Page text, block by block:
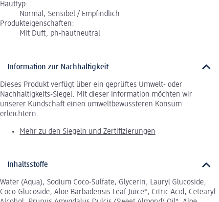
Hauttyp:
Normal, Sensibel / Empfindlich
Produkteigenschaften:
Mit Duft, ph-hautneutral
Information zur Nachhaltigkeit
Dieses Produkt verfügt über ein geprüftes Umwelt- oder
Nachhaltigkeits-Siegel. Mit dieser Information möchten wir
unserer Kundschaft einen umweltbewussteren Konsum
erleichtern.
Mehr zu den Siegeln und Zertifizierungen
Inhaltsstoffe
Water (Aqua), Sodium Coco-Sulfate, Glycerin, Lauryl Glucoside,
Coco-Glucoside, Aloe Barbadensis Leaf Juice*, Citric Acid, Cetearyl